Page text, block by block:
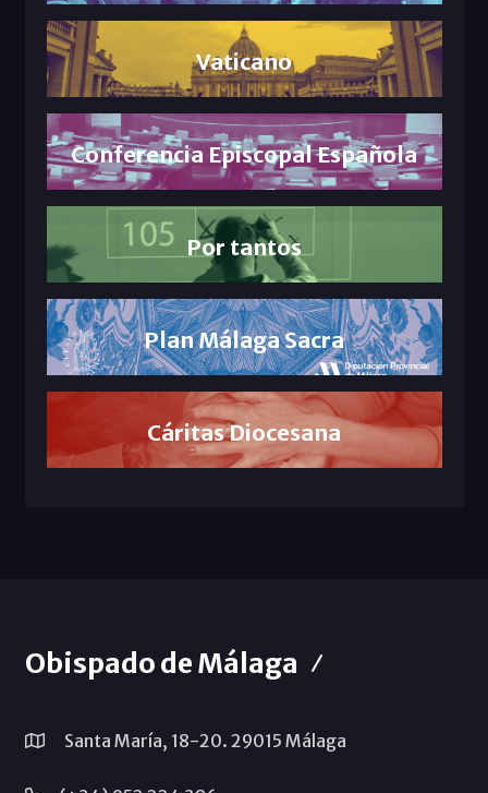
Vaticano
Conferencia Episcopal Española
Por tantos
Plan Málaga Sacra
Cáritas Diocesana
Obispado de Málaga
Santa María, 18-20. 29015 Málaga